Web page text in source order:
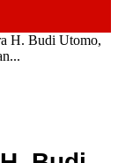
H. Budi Utomo,